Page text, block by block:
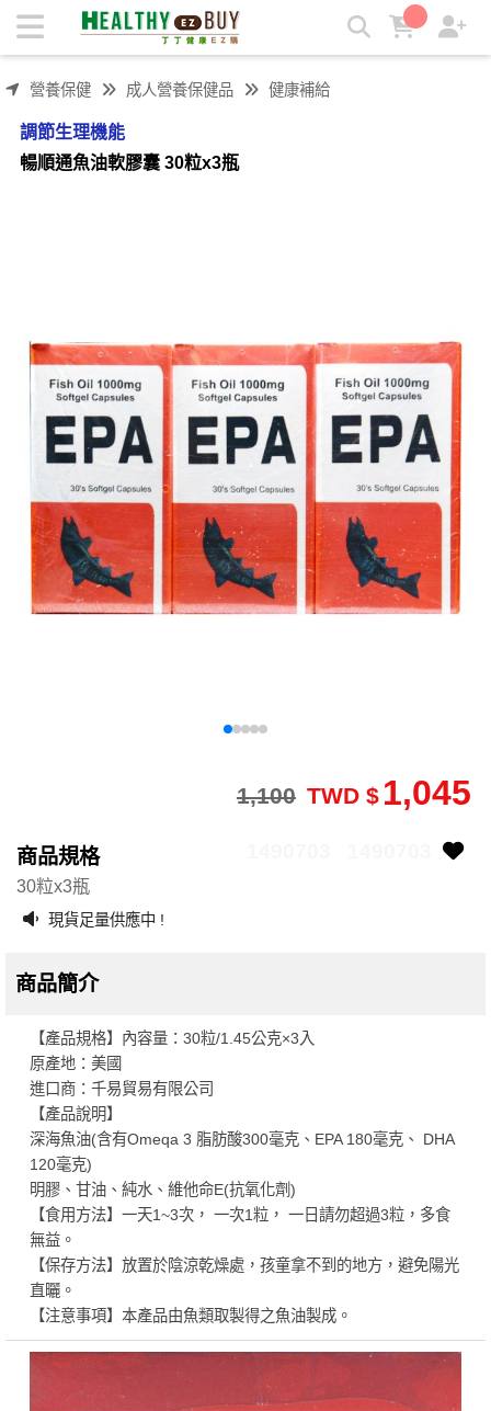
暢順通魚油軟膠囊 30粒x3瓶 | 丁丁健康easy購
營養保健 成人營養保健品 健康補給
調節生理機能
暢順通魚油軟膠囊 30粒x3瓶
1,045
TWD $
1,100
商品規格
30粒x3瓶
現貨足量供應中 !
商品簡介
【產品規格】內容量：30粒/1.45公克×3入
原產地：美國
進口商：千易貿易有限公司
【產品說明】
深海魚油(含有Omeqa 3 脂肪酸300毫克、EPA 180毫克、 DHA
120毫克)
明膠、甘油、純水、維他命E(抗氧化劑)
【食用方法】一天1~3次， 一次1粒， 一日請勿超過3粒，多食
無益。
【保存方法】放置於陰涼乾燥處，孩童拿不到的地方，避免陽光
直曬。
【注意事項】本產品由魚類取製得之魚油製成。